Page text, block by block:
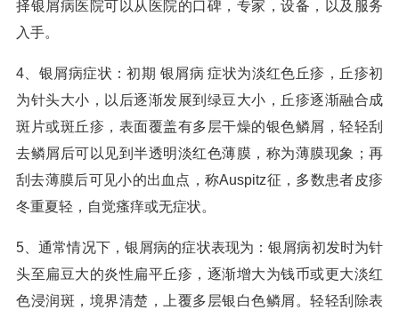
择银屑病医院可以从医院的口碑，专家，设备，以及服务
入手。
4、银屑病症状：初期 银屑病 症状为淡红色丘疹，丘疹初
为针头大小，以后逐渐发展到绿豆大小，丘疹逐渐融合成
斑片或斑丘疹，表面覆盖有多层干燥的银色鳞屑，轻轻刮
去鳞屑后可以见到半透明淡红色薄膜，称为薄膜现象；再
刮去薄膜后可见小的出血点，称Auspitz征，多数患者皮疹
冬重夏轻，自觉瘙痒或无症状。
5、通常情况下，银屑病的症状表现为：银屑病初发时为针
头至扁豆大的炎性扁平丘疹，逐渐增大为钱币或更大淡红
色浸润斑，境界清楚，上覆多层银白色鳞屑。轻轻刮除表